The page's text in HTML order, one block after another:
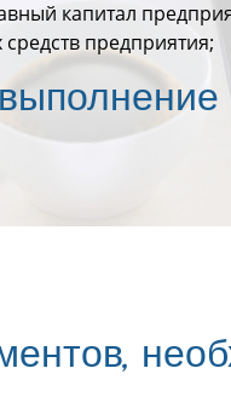
капитал
предприятия;